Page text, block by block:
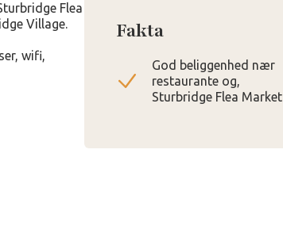
Flea
Village.
wifi,
Fakta
God beliggenhed nær
restaurante og,
Sturbridge Flea Market